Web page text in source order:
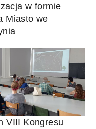
w formie
Miasto we
VIII Kongresu